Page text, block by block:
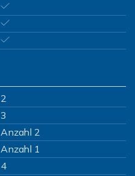
2
3
Anzahl 2
Anzahl 1
4